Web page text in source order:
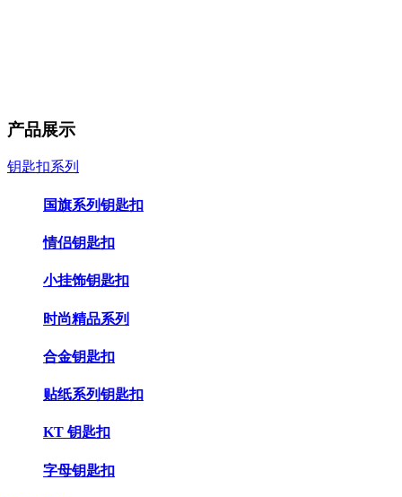
产品展示
钥匙扣系列
国旗系列钥匙扣
情侣钥匙扣
小挂饰钥匙扣
时尚精品系列
合金钥匙扣
贴纸系列钥匙扣
KT 钥匙扣
字母钥匙扣